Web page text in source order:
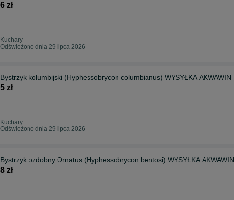
6 zł
Kuchary
Odświeżono dnia 29 lipca 2026
Bystrzyk kolumbijski (Hyphessobrycon columbianus) WYSYŁKA AKWAWIN
5 zł
Kuchary
Odświeżono dnia 29 lipca 2026
Bystrzyk ozdobny Ornatus (Hyphessobrycon bentosi) WYSYŁKA AKWAWIN
8 zł